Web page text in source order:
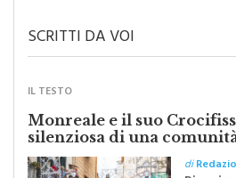
SCRITTI DA VOI
IL TESTO
Monreale e il suo
silenziosa di una